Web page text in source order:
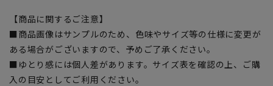
【商品に関するご注意】
■商品画像はサンプルのため、色味やサイズ等の仕様に変更が
ある場合がございますので、予めご了承ください。
■ゆとり感には個人差があります。サイズ表を確認の上、ご購
入の目安としてご利用ください。